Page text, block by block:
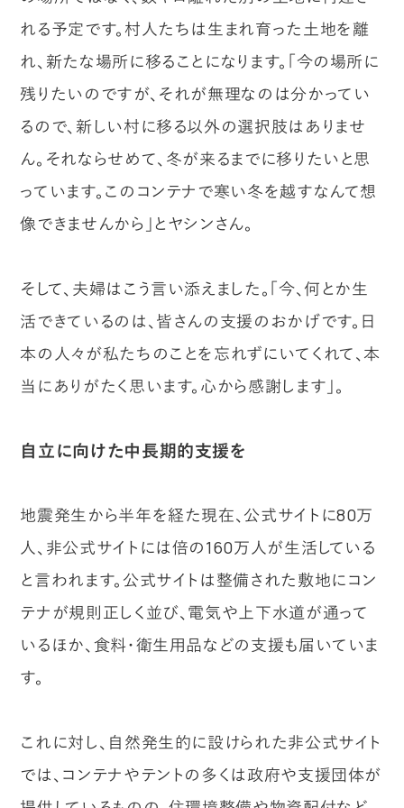
れる予定です。村人たちは生まれ育った土地を離
れ、新たな場所に移ることになります。「今の場所に
残りたいのですが、それが無理なのは分かってい
るので、新しい村に移る以外の選択肢はありませ
ん。それならせめて、冬が来るまでに移りたいと思
っています。このコンテナで寒い冬を越すなんて想
像できませんから」とヤシンさん。
そして、夫婦はこう言い添えました。「今、何とか生
活できているのは、皆さんの支援のおかげです。日
本の人々が私たちのことを忘れずにいてくれて、本
当にありがたく思います。心から感謝します」。
自立に向けた中長期的支援を
地震発生から半年を経た現在、公式サイトに80万
人、非公式サイトには倍の160万人が生活している
と言われます。公式サイトは整備された敷地にコン
テナが規則正しく並び、電気や上下水道が通って
いるほか、食料・衛生用品などの支援も届いていま
す。
これに対し、自然発生的に設けられた非公式サイト
では、コンテナやテントの多くは政府や支援団体が